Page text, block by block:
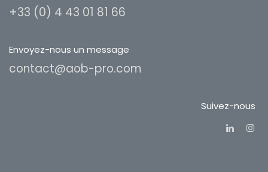
+33 (0) 4 43 01 81 66
Envoyez-nous un message
contact@aob-pro.com
Suivez-nous